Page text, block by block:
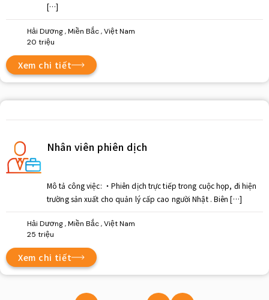
[…]
Hải Dương , Miền Bắc , Việt Nam
20 triệu
Xem chi tiết
Nhân viên phiên dịch
Mô tả công việc: ・Phiên dịch trực tiếp trong cuộc họp, đi hiện
trường sản xuất cho quản lý cấp cao người Nhật . Biên […]
Hải Dương , Miền Bắc , Việt Nam
25 triệu
Xem chi tiết